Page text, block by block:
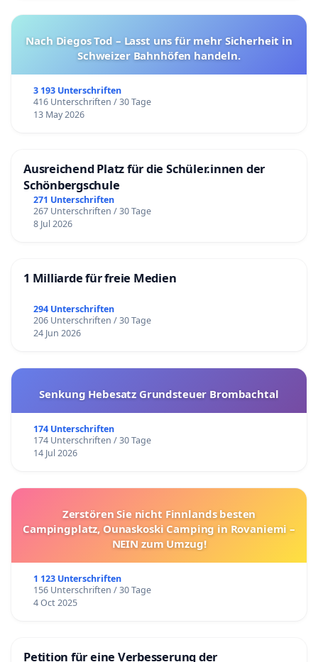
Nach Diegos Tod – Lasst uns für mehr Sicherheit in
Schweizer Bahnhöfen handeln.
3 193 Unterschriften
416 Unterschriften / 30 Tage
13 May 2026
Ausreichend Platz für die Schüler.innen der
Schönbergschule
271 Unterschriften
267 Unterschriften / 30 Tage
8 Jul 2026
1 Milliarde für freie Medien
294 Unterschriften
206 Unterschriften / 30 Tage
24 Jun 2026
Senkung Hebesatz Grundsteuer Brombachtal
174 Unterschriften
174 Unterschriften / 30 Tage
14 Jul 2026
Zerstören Sie nicht Finnlands besten
Campingplatz, Ounaskoski Camping in Rovaniemi –
NEIN zum Umzug!
1 123 Unterschriften
156 Unterschriften / 30 Tage
4 Oct 2025
Petition für eine Verbesserung der